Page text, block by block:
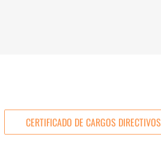
CERTIFICADO DE CARGOS DIRECTIVOS